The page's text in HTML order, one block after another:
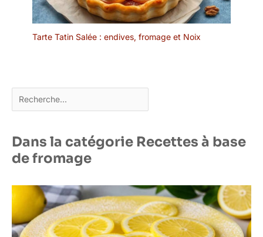
Tarte Tatin Salée : endives, fromage et Noix
Rechercher
Dans la catégorie Recettes à base
de fromage